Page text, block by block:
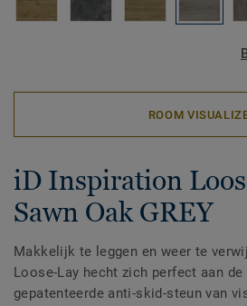
ROOM
iD Inspiration
Sawn Oak GREY
Makkelijk te leggen en weer te
Loose-Lay hecht zich perfect aan
gepatenteerde anti-skid-steun van